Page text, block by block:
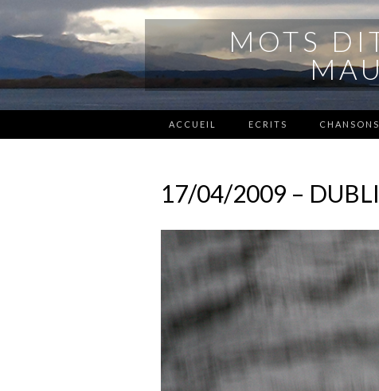
MOTS
ACCUEIL ECRITS CHANSONS
17/04/2009 –